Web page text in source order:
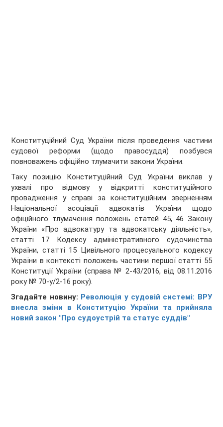
Конституційний Суд України після проведення частини
судової реформи (щодо правосуддя) позбувся
повноважень офіційно тлумачити закони України.
Таку позицію Конституційний Суд України виклав у
ухвалі про відмову у відкритті конституційного
провадження у справі за конституційним зверненням
Національної асоціації адвокатів України щодо
офіційного тлумачення положень статей 45, 46 Закону
України «Про адвокатуру та адвокатську діяльність»,
статті 17 Кодексу адміністративного судочинства
України, статті 15 Цивільного процесуального кодексу
України в контексті положень частини першої статті 55
Конституції України (справа № 2-43/2016, від 08.11.2016
року № 70-у/2-16 року).
Згадайте новину: Революція у судовій системі: ВРУ
внесла зміни в Конституцію України та прийняла
новий закон "Про судоустрій та статус суддів"